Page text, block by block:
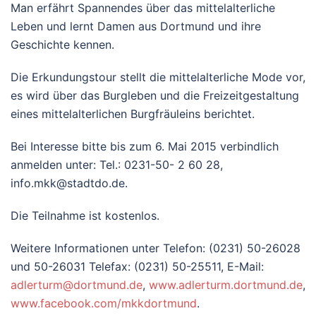
Man erfährt Spannendes über das mittelalterliche
Leben und lernt Damen aus Dortmund und ihre
Geschichte kennen.
Die Erkundungstour stellt die mittelalterliche Mode vor,
es wird über das Burgleben und die Freizeitgestaltung
eines mittelalterlichen Burgfräuleins berichtet.
Bei Interesse bitte bis zum 6. Mai 2015 verbindlich
anmelden unter: Tel.: 0231-50- 2 60 28,
info.mkk@stadtdo.de.
Die Teilnahme ist kostenlos.
Weitere Informationen unter Telefon: (0231) 50-26028
und 50-26031 Telefax: (0231) 50-25511, E-Mail:
adlerturm@dortmund.de, www.adlerturm.dortmund.de,
www.facebook.com/mkkdortmund.